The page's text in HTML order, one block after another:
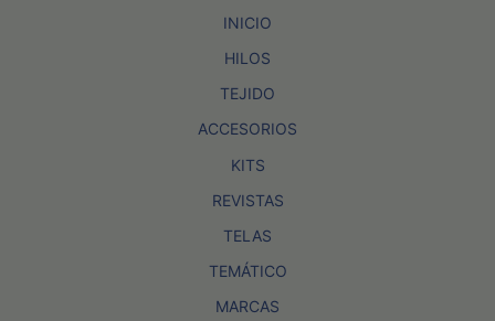
INICIO
HILOS
TEJIDO
ACCESORIOS
KITS
REVISTAS
TELAS
TEMÁTICO
MARCAS